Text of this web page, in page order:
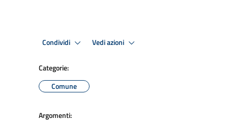
Condividi Vedi azioni
Categorie:
Comune
Argomenti: